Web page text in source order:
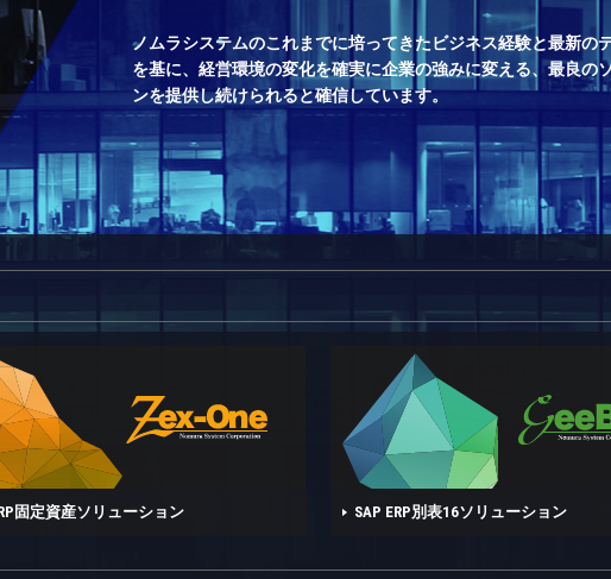
ノムラシステムのこれまでに培ってきたビジネス経験と最新の
を基に、経営環境の変化を確実に企業の強みに変える、最良の
ンを提供し続けられると確信しています。
固定資産ソリューション SAP ERP別表16ソリューション